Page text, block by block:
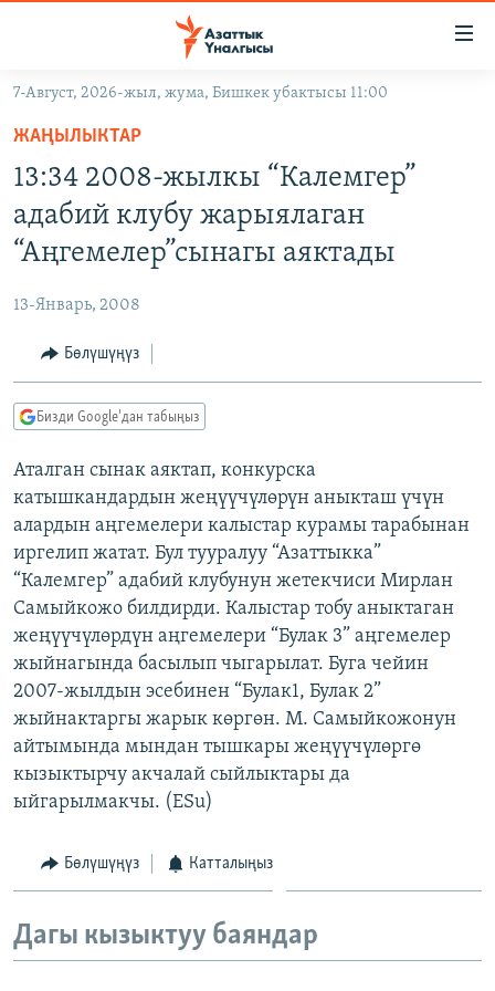
Навигацияга
өтүңүз
салыңызКЫРГЫЗСТАН
МАДАНИЯТ
ДҮЙНӨ
УКРАИНА
ТВ ПРОГРАММАЛАР
БҮГҮН АЗАТТЫКТА
ДАНИСТЕ
АЗАТТЫК+
ЫҢГАЙСЫЗ СУРООЛОР
ПОДКАСТ
ОНЛАЙН ШЕРИНЕ
ЭЕ/АРнун бардык сайттары
7-Август, 2026-жыл, жума, Бишкек убактысы 11:00
ЖАҢЫЛЫКТАР
13:34 2008-жылкы “Калемгер”
адабий клубу жарыялаган
“Аңгемелер”сынагы аяктады
13-Январь, 2008
Бөлүшүңүз
Бизди Google'дан табыңыз
Аталган сынак аяктап, конкурска
катышкандардын жеңүүчүлөрүн аныкташ үчүн
алардын аңгемелери калыстар курамы тарабынан
иргелип жатат. Бул тууралуу “Азаттыкка”
“Калемгер” адабий клубунун жетекчиси Мирлан
Самыйкожо билдирди. Калыстар тобу аныктаган
жеңүүчүлөрдүн аңгемелери “Булак 3” аңгемелер
жыйнагында басылып чыгарылат. Буга чейин
2007-жылдын эсебинен “Булак1, Булак 2”
жыйнактаргы жарык көргөн. М. Самыйкожонун
айтымында мындан тышкары жеңүүчүлөргө
кызыктырчу акчалай сыйлыктары да
ыйгарылмакчы. (ESu)
Бөлүшүңүз Катталыңыз
Дагы кызыктуу баяндар